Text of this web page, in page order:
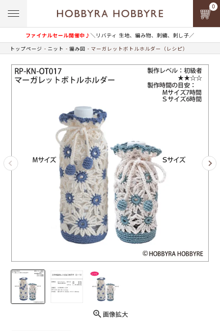
ファイナルセール開催中♪＼リバティ 生地、編み物、刺繍、刺し子／
0
トップページ ニット 編み図 マーガレットボトルホルダー（レシピ）
画像拡大